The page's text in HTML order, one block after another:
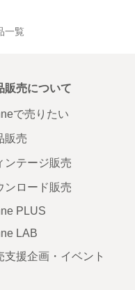
一覧
販売について
で売りたい
販売
ンテージ販売
ンロード販売
PLUS
LAB
支援企画・イベント